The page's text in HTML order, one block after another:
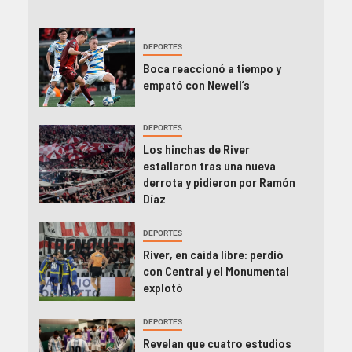
DEPORTES
Boca reaccionó a tiempo y
empató con Newell’s
DEPORTES
Los hinchas de River
estallaron tras una nueva
derrota y pidieron por Ramón
Díaz
DEPORTES
River, en caída libre: perdió
con Central y el Monumental
explotó
DEPORTES
Revelan que cuatro estudios